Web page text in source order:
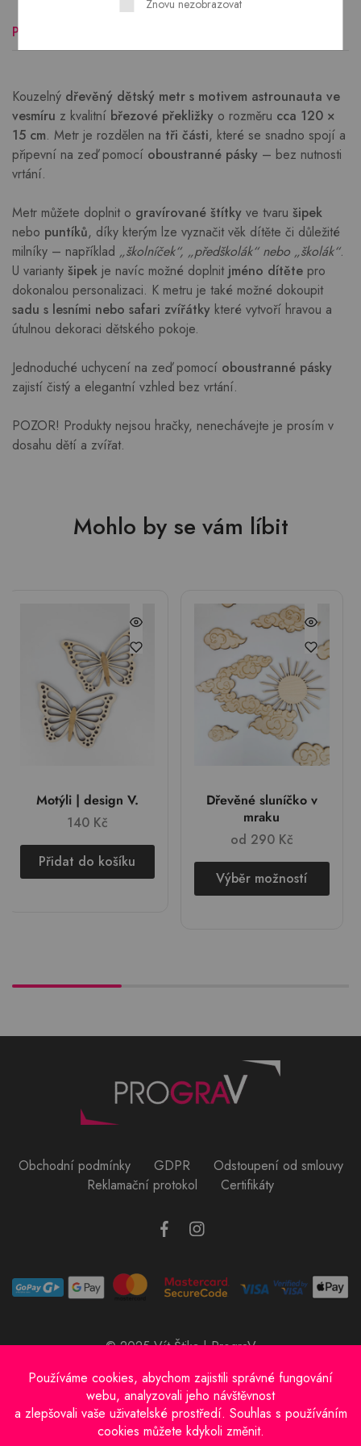
Popis
Kouzelný dřevěný dětský metr s motivem astrounauta ve
vesmíru z kvalitní březové překližky o rozměru cca 120 ×
15 cm. Metr je rozdělen na tři části, které se snadno spojí a
připevní na zeď pomocí oboustranné pásky – bez nutnosti
vrtání.
Metr můžete doplnit o gravírované štítky ve tvaru šipek
nebo puntíků, díky kterým lze vyznačit věk dítěte či důležité
milníky – například „školníček“, „předškolák“ nebo „školák“.
U varianty šipek je navíc možné doplnit jméno dítěte pro
dokonalou personalizaci. K metru je také možné dokoupit
sadu s lesními nebo safari zvířátky které vytvoří hravou a
útulnou dekoraci dětského pokoje.
Jednoduché uchycení na zeď pomocí oboustranné pásky
zajistí čistý a elegantní vzhled bez vrtání.
POZOR! Produkty nejsou hračky, nenechávejte je prosím v
dosahu dětí a zvířat.
Mohlo by se vám líbit
Motýli | design V.
140 Kč
Přidat do košíku
Dřevěné sluníčko v
mraku
od 290 Kč
Výběr možností
Obchodní podmínky GDPR
Odstoupení od smlouvy
Reklamační protokol
Certifikáty
© 2025 Vít Štika | PrograV
Provozovatel e-shopu: Vít Štika
IČO: 01597833
Znovu nezobrazovat